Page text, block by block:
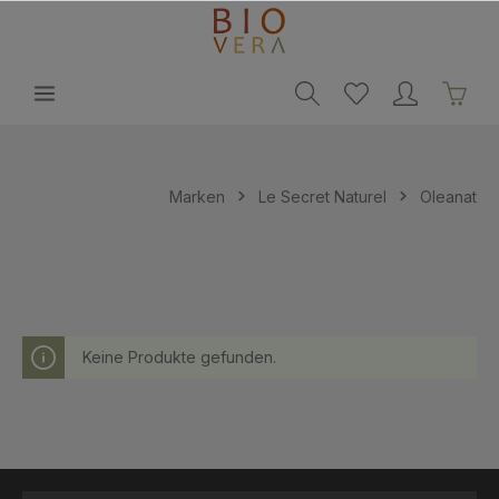
Marken Le Secret Naturel Oleanat
Keine Produkte gefunden.